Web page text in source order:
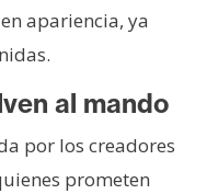
apariencia, ya
al mando
por los creadores
prometen